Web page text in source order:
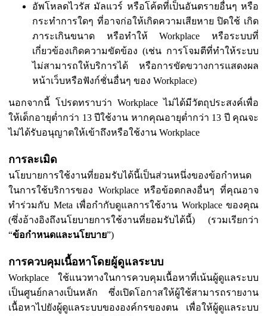
อัพโหลดไวรัส มัลแวร์ หรือโค้ดที่เป็นอันตรายอื่นๆ หรือ
กระทำการใดๆ ที่อาจก่อให้เกิดความเสียหาย ปิดใช้ เกิด
ภาระเกินขนาด หรือทำให้ Workplace หรือระบบที่
เกี่ยวข้องเกิดความขัดข้อง (เช่น การโจมตีที่ทำให้ระบบ
ไม่สามารถให้บริการได้ หรือการขัดขวางการแสดงผล
หน้าเว็บหรือฟังก์ชั่นอื่นๆ ของ Workplace)
นอกจากนี้ โปรดทราบว่า Workplace ไม่ได้มีวัตถุประสงค์เพื่อ
ให้เด็กอายุต่ำกว่า 13 ปีใช้งาน หากคุณอายุต่ำกว่า 13 ปี คุณจะ
ไม่ได้รับอนุญาตให้เข้าถึงหรือใช้งาน Workplace
การละเมิด
นโยบายการใช้งานที่ยอมรับได้นี้เป็นส่วนหนึ่งของข้อกำหนด
ในการใช้บริการของ Workplace หรือข้อตกลงอื่นๆ ที่คุณอาจ
ทำร่วมกับ Meta เพื่อกำกับดูแลการใช้งาน Workplace ของคุณ
(ซึ่งอ้างอิงถึงนโยบายการใช้งานที่ยอมรับได้นี้) (รวมเรียกว่า
“ข้อกำหนดและนโยบาย”)
การควบคุมเนื้อหาโดยผู้ดูแลระบบ
Workplace ใช้แนวทางในการควบคุมเนื้อหาที่เน้นผู้ดูแลระบบ
เป็นศูนย์กลางเป็นหลัก ซึ่งเปิดโอกาสให้ผู้ใช้สามารถรายงาน
เนื้อหาไปยังผู้ดูแลระบบขององค์กรของตน เพื่อให้ผู้ดูแลระบบ